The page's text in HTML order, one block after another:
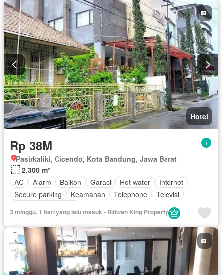
Hotel
Rp 38M
Pasirkaliki, Cicendo, Kota Bandung, Jawa Barat
2.300 m²
AC
Alarm Balkon Garasi Hot water
Internet
Secure parking
Keamanan Telephone
Televisi
3 minggu, 1 hari yang lalu masuk - Ridwan King Property